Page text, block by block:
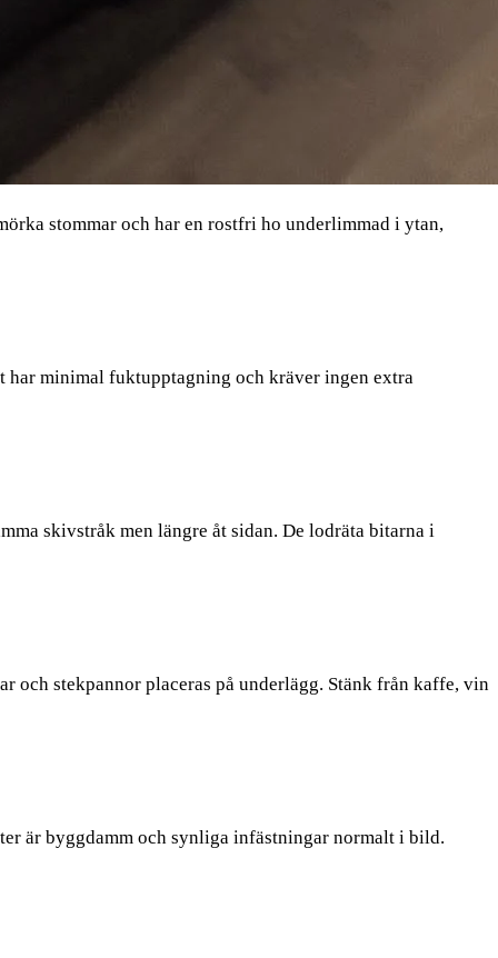
stommar och har en rostfri ho underlimmad i ytan,
minimal fuktupptagning och kräver ingen extra
skivstråk men längre åt sidan. De lodräta bitarna i
stekpannor placeras på underlägg. Stänk från kaffe, vin
är byggdamm och synliga infästningar normalt i bild.